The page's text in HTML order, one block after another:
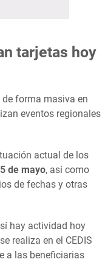
tarjetas hoy
forma masiva en
eventos regionales
actual de los
de mayo, así como
de fechas y otras
hay actividad hoy
realiza en el CEDIS
a las beneficiarias